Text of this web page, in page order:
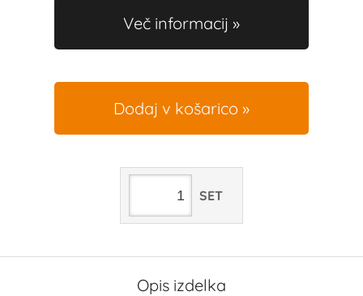
Več informacij
Dodaj v košarico
SET
Opis izdelka